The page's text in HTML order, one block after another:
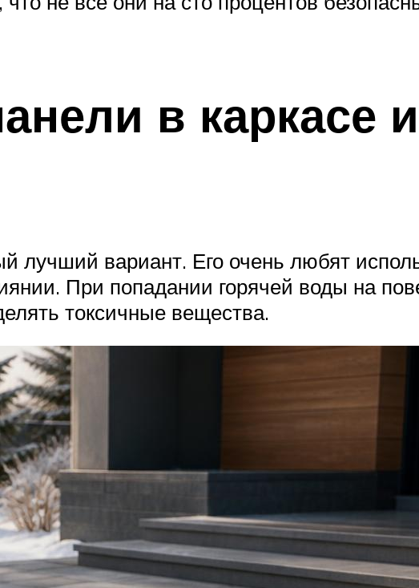
в каркасе
вариант. Его очень любят
При попадании горячей воды на
токсичные вещества.